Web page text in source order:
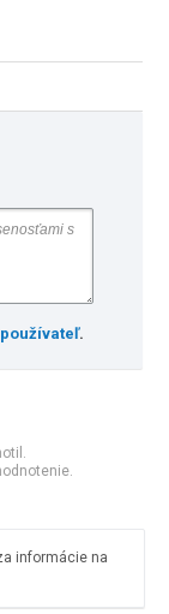
.
informácie na